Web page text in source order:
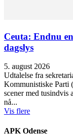
Ceuta: Endnu
dagslys
5. august 2026
Udtalelse fra
Kommunistiske Parti
scener med tusindvis
nå...
Vis flere
APK Odense